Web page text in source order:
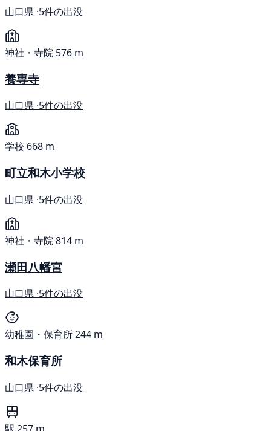
山口県 ·5件の出没
神社・寺院 576 m
養専寺
山口県 ·5件の出没
学校 668 m
町立和木小学校
山口県 ·5件の出没
神社・寺院814 m
瀬田八幡宮
山口県 ·5件の出没
幼稚園・保育所244 m
和木保育所
山口県 ·5件の出没